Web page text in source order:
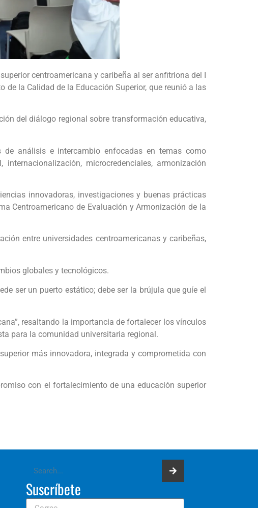
centroamericana y caribeña al ser anfitriona del I
de la Calidad de la Educación Superior, que reunió a las
del diálogo regional sobre transformación educativa,
de análisis e intercambio enfocadas en temas como
microcredenciales, armonización
innovadoras, investigaciones y buenas prácticas
Centroamericano de Evaluación y Armonización de la
entre universidades centroamericanas y caribeñas,
globales y tecnológicos.
ser un puerto estático; debe ser la brújula que guíe el
resaltando la importancia de fortalecer los vínculos
para la comunidad universitaria regional.
más innovadora, integrada y comprometida con
con el fortalecimiento de una educación superior
Suscríbete